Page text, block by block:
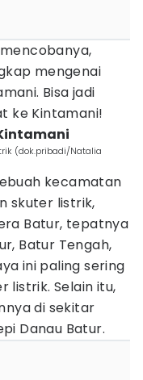
mengenai
Bisa jadi
ke Kintamani!
(dok.pribadi/Natalia
kecamatan
skuter listrik,
Batur, tepatnya
Batur Tengah,
ini paling sering
listrik. Selain itu,
di sekitar
Danau Batur.